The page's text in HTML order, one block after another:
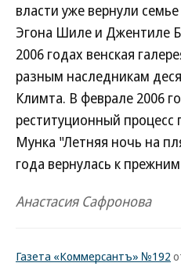
власти уже вернули
Эгона Шиле и Джентиле
2006 годах венская
разным наследникам
Климта. В феврале 2006
реституционный процесс
Мунка "Летняя ночь на
года вернулась к
Анастасия Сафронова
Газета «Коммерсантъ» №192